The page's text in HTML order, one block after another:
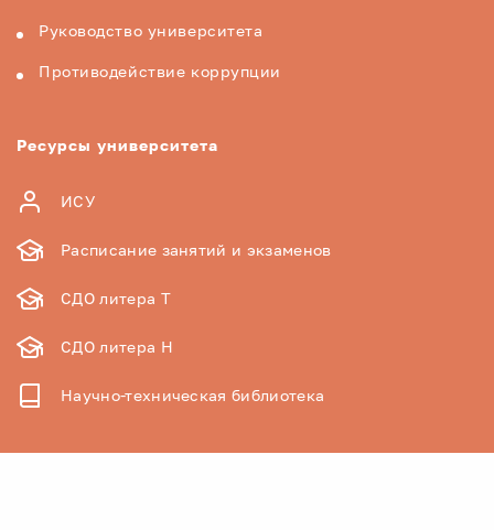
Руководство университета
Противодействие коррупции
Ресурсы университета
ИСУ
Расписание занятий и экзаменов
СДО литера Т
СДО литера Н
Научно-техническая библиотека